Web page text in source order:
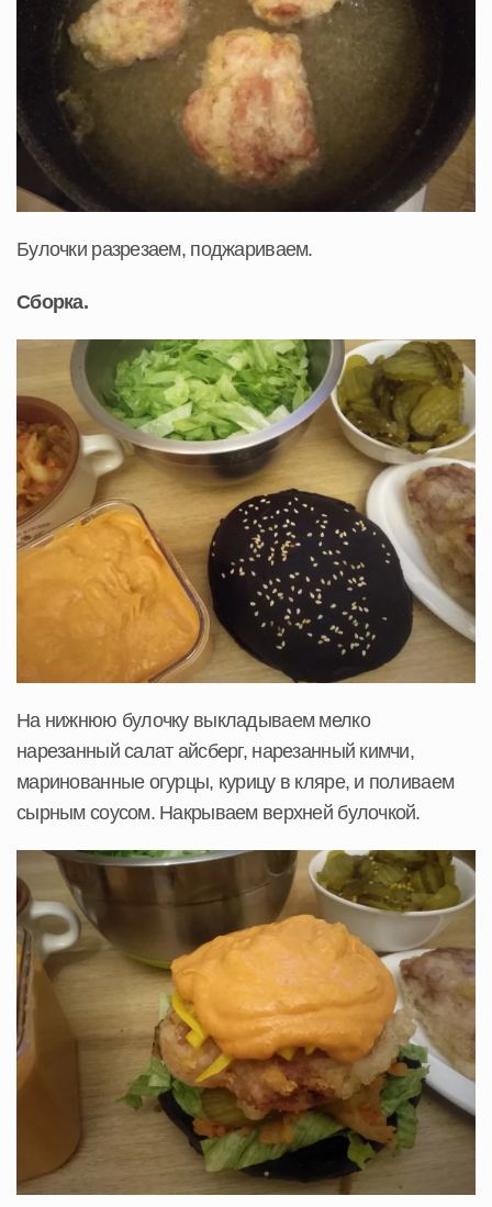
Булочки разрезаем, поджариваем.
Сборка.
На нижнюю булочку выкладываем мелко
нарезанный салат айсберг, нарезанный кимчи,
маринованные огурцы, курицу в кляре, и поливаем
сырным соусом. Накрываем верхней булочкой.